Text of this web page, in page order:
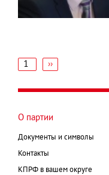
страниц
1
Следующая
››
О партии
Документы и символы
Контакты
КПРФ в вашем округе